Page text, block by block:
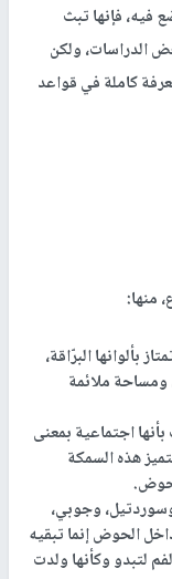
فيه، فإنها تبث
الدراسات، ولكن
كاملة في قواعد
منها:
بألوانها البرّاقة،
ومساحة ملائمة
اجتماعية بمعنى
هذه السمكة
وجوبي،
الحوض إنما تبقيه
لتبدو وكأنها ولدت